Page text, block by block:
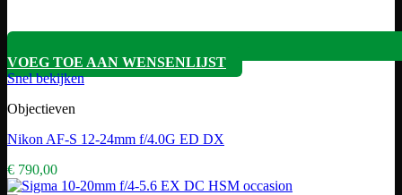
VOEG TOE AAN WENSENLIJST
Snel bekijken
Objectieven
Nikon AF-S 12-24mm f/4.0G ED DX
€ 790,00